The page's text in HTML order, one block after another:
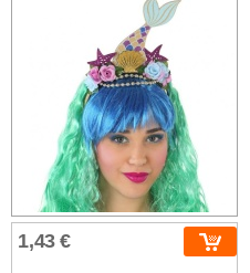
1,43 €